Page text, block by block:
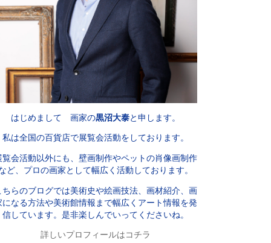
はじめまして 画家の黒沼大泰と申します。
私は全国の百貨店で展覧会活動をしております。
覧会活動以外にも、壁画制作やペットの肖像画制作
ど、プロの画家として幅広く活動しております。
ちらのブログでは美術史や絵画技法、画材紹介、画
になる方法や美術館情報まで幅広くアート情報を発
信しています。是非楽しんでいってくださいね。
詳しいプロフィールはコチラ